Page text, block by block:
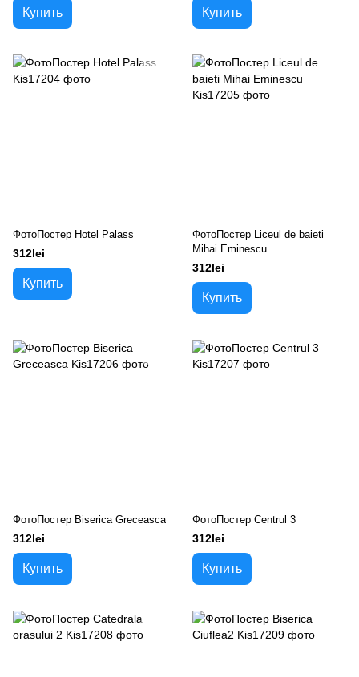
Купить Купить
ФотоПостер Hotel Palass
312lei
Купить
ФотоПостер Liceul de baieti
Mihai Eminescu
312lei
Купить
ФотоПостер Biserica Greceasca
312lei
Купить
ФотоПостер Centrul 3
312lei
Купить